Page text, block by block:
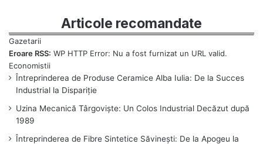
Articole recomandate
Eroare RSS: WP HTTP Error: Nu a fost furnizat un URL valid.
Întreprinderea de Produse Ceramice Alba Iulia: De la Succes
Industrial la Dispariție
Uzina Mecanică Târgoviște: Un Colos Industrial Decăzut după
1989
Întreprinderea de Fibre Sintetice Săvinești: De la Apogeu la